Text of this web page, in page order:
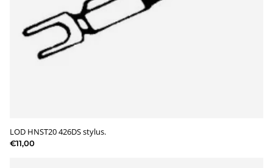
LOD HNST20 426DS stylus.
€11,00